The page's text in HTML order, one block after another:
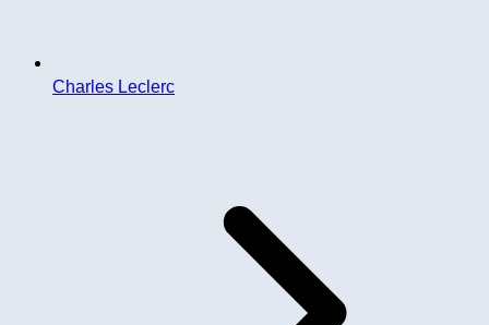
Charles Leclerc